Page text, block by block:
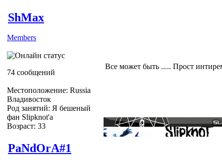
ShMax
Members
74 сообщений
Местоположение: Russia
Владивосток
Род занятий: Я бешеный
фан Slipknot'a
Возраст: 33
Все может быть ..... Прост
PaNdOrA#1